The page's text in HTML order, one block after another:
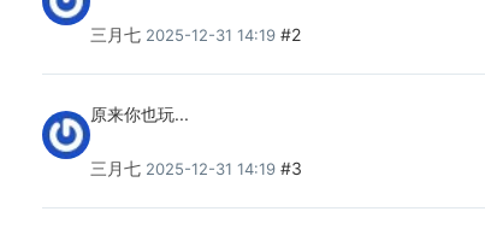
三月七 2025-12-31 14:19 #2
原来你也玩...
三月七 2025-12-31 14:19 #3